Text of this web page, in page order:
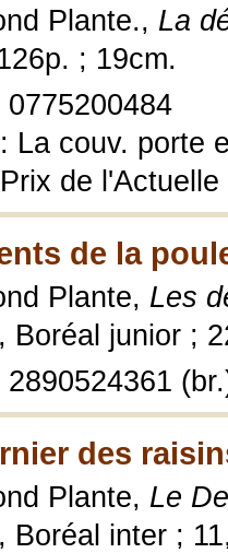
Plante., La
; 19cm.
0775200484
La couv. porte
de l'Actuelle
de la
Plante, Les
Boréal junior ;
2890524361
des
Plante, Le
Boréal inter ;